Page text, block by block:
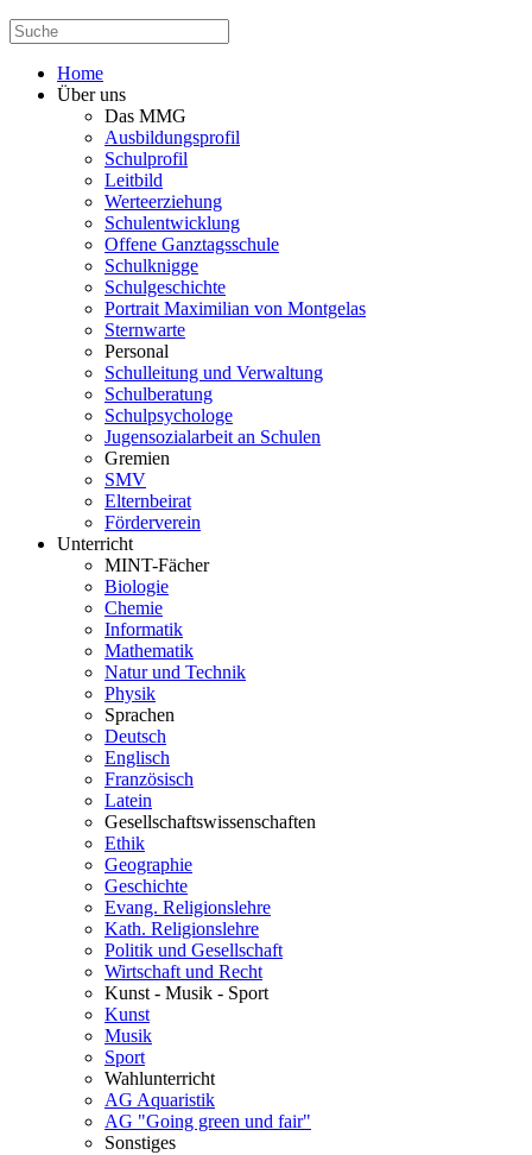
Home
Über uns
Das MMG
Ausbildungsprofil
Schulprofil
Leitbild
Werteerziehung
Schulentwicklung
Offene Ganztagsschule
Schulknigge
Schulgeschichte
Portrait Maximilian von Montgelas
Sternwarte
Personal
Schulleitung und Verwaltung
Schulberatung
Schulpsychologe
Jugensozialarbeit an Schulen
Gremien
SMV
Elternbeirat
Förderverein
Unterricht
MINT-Fächer
Biologie
Chemie
Informatik
Mathematik
Natur und Technik
Physik
Sprachen
Deutsch
Englisch
Französisch
Latein
Gesellschaftswissenschaften
Ethik
Geographie
Geschichte
Evang. Religionslehre
Kath. Religionslehre
Politik und Gesellschaft
Wirtschaft und Recht
Kunst - Musik - Sport
Kunst
Musik
Sport
Wahlunterricht
AG Aquaristik
AG "Going green und fair"
Sonstiges